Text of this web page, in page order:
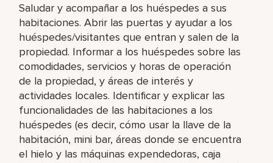
Saludar y acompañar a los huéspedes a sus
habitaciones. Abrir las puertas y ayudar a los
huéspedes/visitantes que entran y salen de la
propiedad. Informar a los huéspedes sobre las
comodidades, servicios y horas de operación
de la propiedad, y áreas de interés y
actividades locales. Identificar y explicar las
funcionalidades de las habitaciones a los
huéspedes (es decir, cómo usar la llave de la
habitación, mini bar, áreas donde se encuentra
el hielo y las máquinas expendedoras, caja